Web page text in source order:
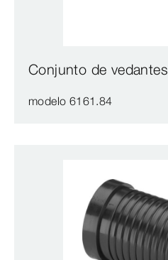
Conjunto de vedantes
modelo 6161.84